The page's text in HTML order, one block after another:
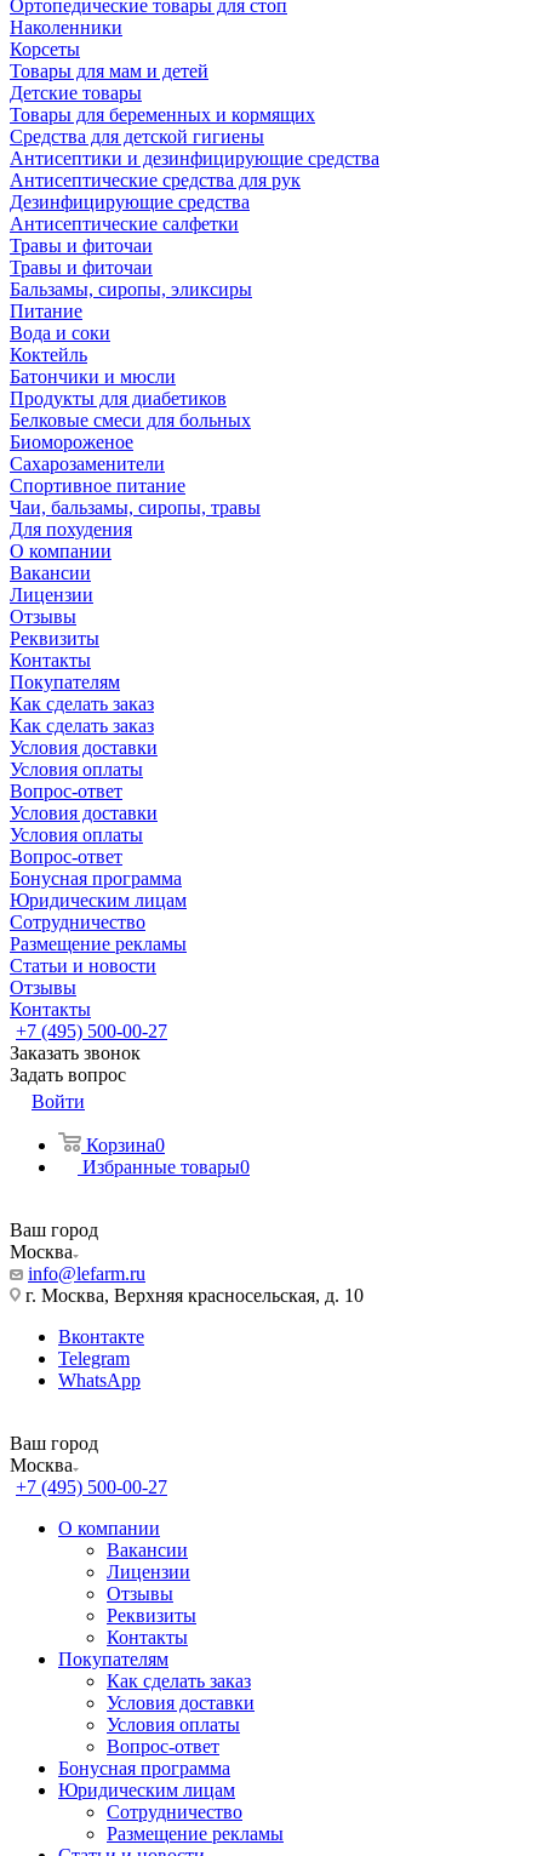
Ортопедические товары для стоп
Наколенники
Корсеты
Товары для мам и детей
Детские товары
Товары для беременных и кормящих
Средства для детской гигиены
Антисептики и дезинфицирующие средства
Антисептические средства для рук
Дезинфицирующие средства
Антисептические салфетки
Травы и фиточаи
Травы и фиточаи
Бальзамы, сиропы, эликсиры
Питание
Вода и соки
Коктейль
Батончики и мюсли
Продукты для диабетиков
Белковые смеси для больных
Биомороженое
Сахарозаменители
Спортивное питание
Чаи, бальзамы, сиропы, травы
Для похудения
О компании
Вакансии
Лицензии
Отзывы
Реквизиты
Контакты
Покупателям
Как сделать заказ
Как сделать заказ
Условия доставки
Условия оплаты
Вопрос-ответ
Условия доставки
Условия оплаты
Вопрос-ответ
Бонусная программа
Юридическим лицам
Сотрудничество
Размещение рекламы
Статьи и новости
Отзывы
Контакты
+7 (495) 500-00-27
Заказать звонок
Задать вопрос
Войти
Корзина0
Избранные товары0
Ваш город
Москва
info@lefarm.ru
г. Москва, Верхняя красносельская, д. 10
Вконтакте
Telegram
WhatsApp
Ваш город
Москва
+7 (495) 500-00-27
О компании
Вакансии
Лицензии
Отзывы
Реквизиты
Контакты
Покупателям
Как сделать заказ
Условия доставки
Условия оплаты
Вопрос-ответ
Бонусная программа
Юридическим лицам
Сотрудничество
Размещение рекламы